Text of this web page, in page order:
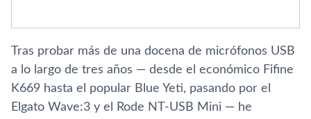
Tras probar más de una docena de micrófonos USB
a lo largo de tres años — desde el económico Fifine
K669 hasta el popular Blue Yeti, pasando por el
Elgato Wave:3 y el Rode NT-USB Mini — he